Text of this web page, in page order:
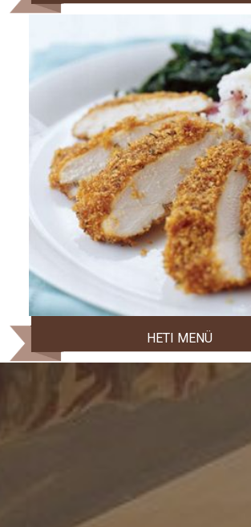
HETI MENÜ